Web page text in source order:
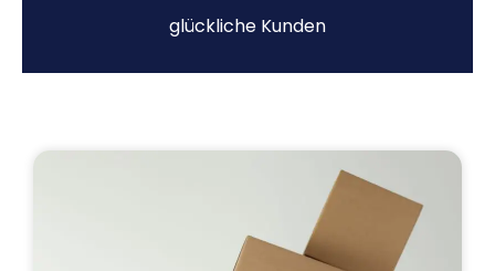
glückliche Kunden